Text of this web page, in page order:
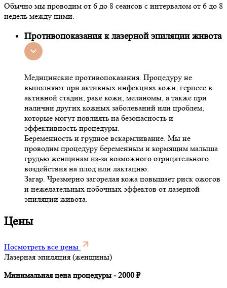
Обычно мы проводим от 6 до 8 сеансов с интервалом от 6 до 8
недель между ними.
Противопоказания к лазерной эпиляции живота
Медицинские противопоказания. Процедуру не
выполняют при активных инфекциях кожи, герпесе в
активной стадии, раке кожи, меланомы, а также при
наличии других кожных заболеваний или проблем,
которые могут повлиять на безопасность и
эффективность процедуры.
Беременность и грудное вскармливание. Мы не
проводим процедуру беременным и кормящим малыша
грудью женщинам из-за возможного отрицательного
воздействия на плод или лактацию.
Загар. Чрезмерно загорелая кожа повышает риск ожогов
и нежелательных побочных эффектов от лазерной
эпиляции живота.
Цены
Посмотреть все цены
Лазерная эпиляция (женщины)
Минимальная цена процедуры - 2000 ₽